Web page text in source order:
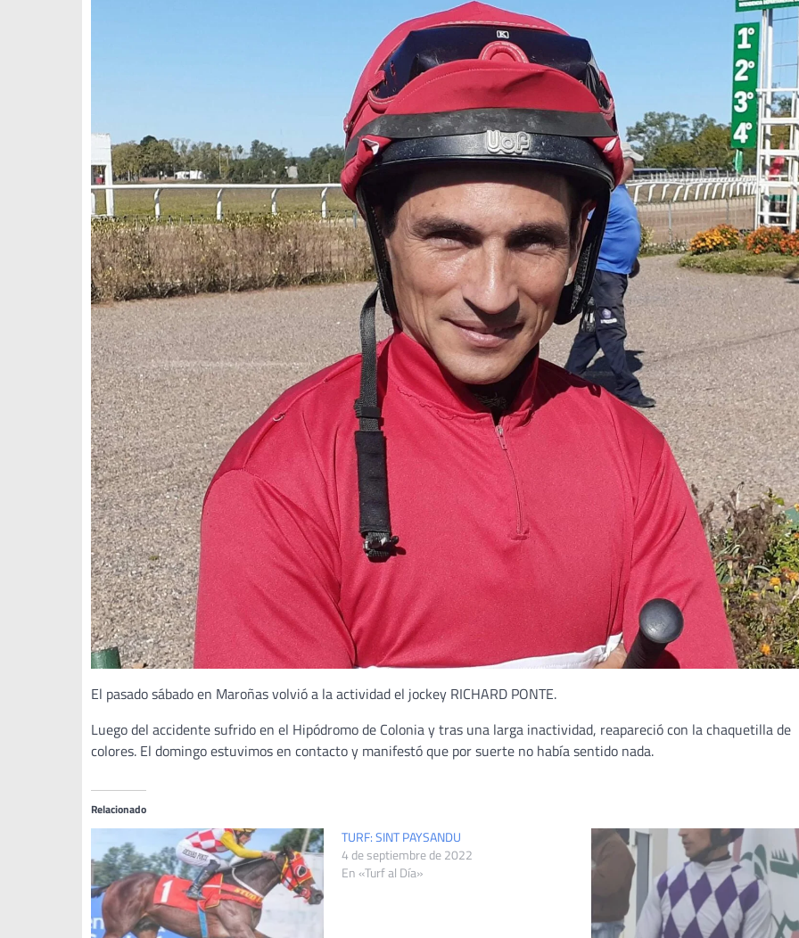
El pasado sábado en Maroñas volvió a la actividad el jockey RICHARD PONTE.
Luego del accidente sufrido en el Hipódromo de Colonia y tras una larga inactividad, reapareció con la chaquetilla de
colores. El domingo estuvimos en contacto y manifestó que por suerte no había sentido nada.
Relacionado
TURF: SINT PAYSANDU
4 de septiembre de 2022
En «Turf al Día»